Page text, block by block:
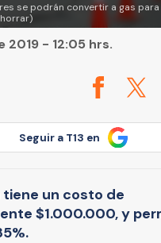
se podrán convertir a gas
2019 - 12:05 hrs.
Seguir a T13 en
un costo de
$1.000.000, y